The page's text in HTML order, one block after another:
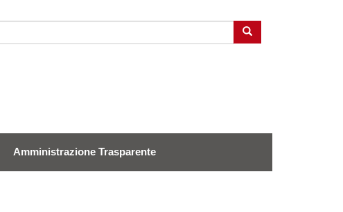
Cerca
Amministrazione Trasparente